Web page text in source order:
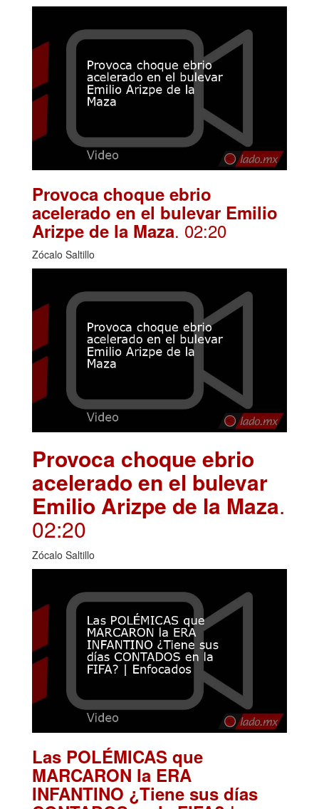
Provoca choque ebrio
acelerado en el bulevar Emilio
Arizpe de la Maza. 02:20
Zócalo Saltillo
Provoca choque ebrio
acelerado en el bulevar
Emilio Arizpe de la Maza.
02:20
Zócalo Saltillo
Las POLÉMICAS que
MARCARON la ERA
INFANTINO ¿Tiene sus días